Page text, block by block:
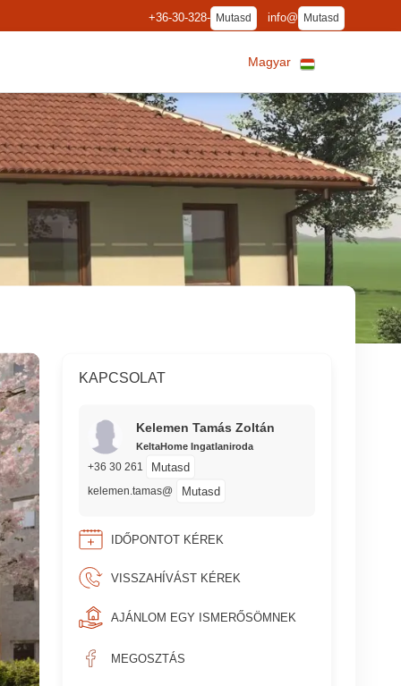
+36-30-328- Mutasd info@ Mutasd
Magyar
KAPCSOLAT
Kelemen Tamás Zoltán
KeltaHome Ingatlaniroda
+36 30 261 Mutasd
kelemen.tamas@ Mutasd
IDŐPONTOT KÉREK
VISSZAHÍVÁST KÉREK
AJÁNLOM EGY ISMERŐSÖMNEK
MEGOSZTÁS